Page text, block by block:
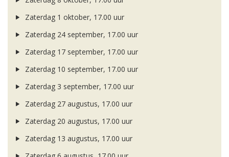
Zaterdag 1 oktober, 17.00 uur
Zaterdag 24 september, 17.00 uur
Zaterdag 17 september, 17.00 uur
Zaterdag 10 september, 17.00 uur
Zaterdag 3 september, 17.00 uur
Zaterdag 27 augustus, 17.00 uur
Zaterdag 20 augustus, 17.00 uur
Zaterdag 13 augustus, 17.00 uur